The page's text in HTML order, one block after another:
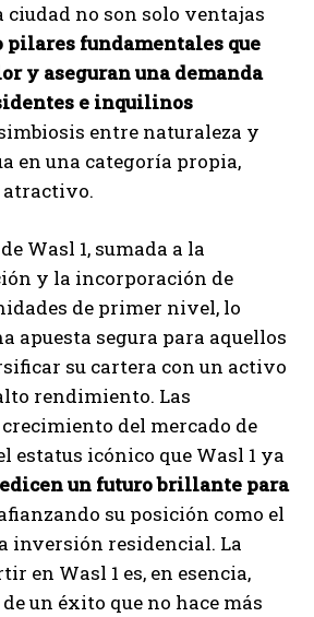
ciudad no son solo ventajas
pilares fundamentales que
y aseguran una demanda
e inquilinos
entre naturaleza y
en una categoría propia,
atractivo.
Wasl 1, sumada a la
y la incorporación de
de primer nivel, lo
apuesta segura para aquellos
su cartera con un activo
rendimiento. Las
del mercado de
estatus icónico que Wasl 1 ya
un futuro brillante para
su posición como el
inversión residencial. La
en Wasl 1 es, en esencia,
un éxito que no hace más